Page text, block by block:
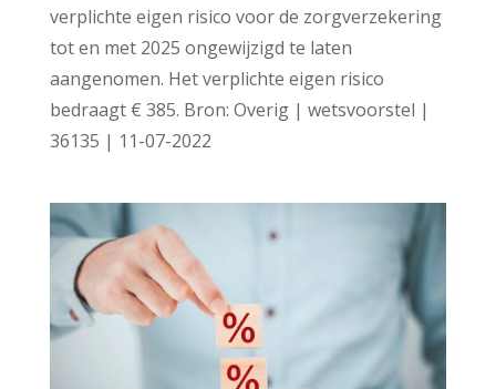
verplichte eigen risico voor de zorgverzekering
tot en met 2025 ongewijzigd te laten
aangenomen. Het verplichte eigen risico
bedraagt € 385. Bron: Overig | wetsvoorstel |
36135 | 11-07-2022